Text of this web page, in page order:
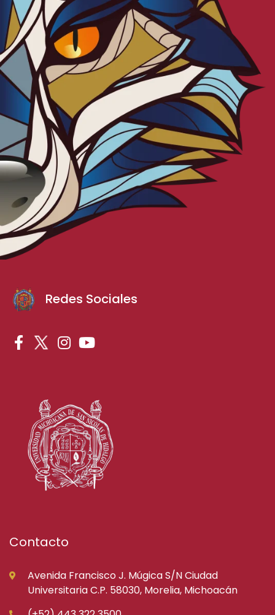
Redes Sociales
Contacto
Avenida Francisco J. Múgica S/N Ciudad
Universitaria C.P. 58030, Morelia, Michoacán